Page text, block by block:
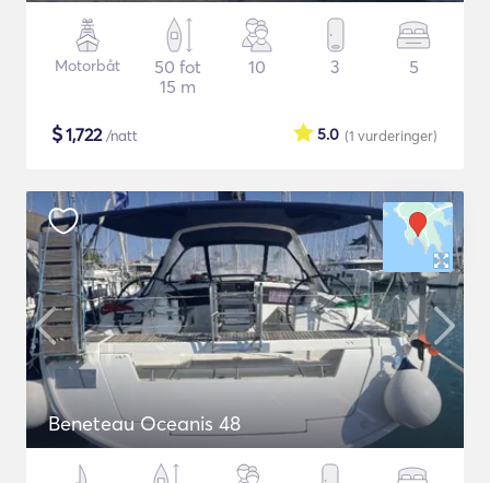
Motorbåt
50 fot
15 m
10 3 5
$1,722/natt (1 vurderinger)
5.0
Beneteau Oceanis 48